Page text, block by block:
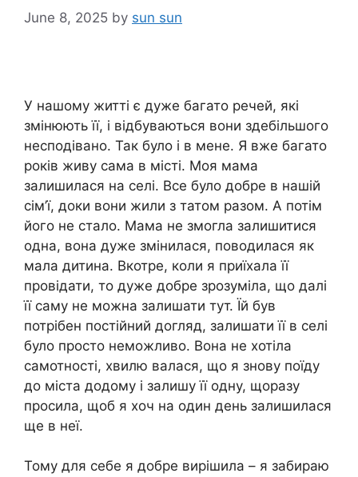
June 8, 2025 by sun sun
У нашому житті є дуже багато речей, які
змінюють її, і відбуваються вони здебільшого
несподівано. Так було і в мене. Я вже багато
років живу сама в місті. Моя мама
залишилася на селі. Все було добре в нашій
сім’ї, доки вони жили з татом разом. А потім
його не стало. Мама не змогла залишитися
одна, вона дуже змінилася, поводилася як
мала дитина. Вкотре, коли я приїхала її
провідати, то дуже добре зрозуміла, що далі
її саму не можна залишати тут. Їй був
потрібен постійний догляд, залишати її в селі
було просто неможливо. Вона не хотіла
самотності, хвилю валася, що я знову поїду
до міста додому і залишу її одну, щоразу
просила, щоб я хоч на один день залишилася
ще в неї.
Тому для себе я добре вирішила – я забираю